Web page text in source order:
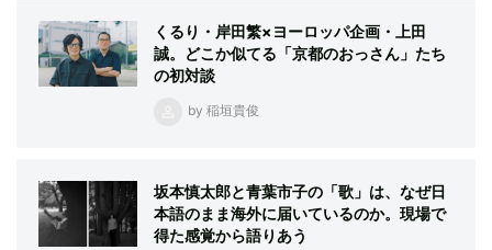
くるり・岸田繁×ヨーロッパ企画・上田
誠。どこか似てる「京都のおっさん」たち
の初対談
by 稲垣貴俊
坂本慎太郎と青葉市子の「歌」は、なぜ日
本語のまま海外に届いているのか。現場で
得た感覚から語りあう